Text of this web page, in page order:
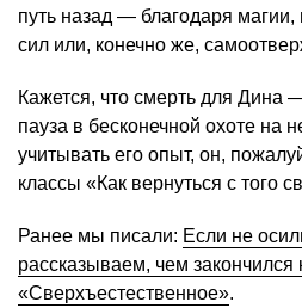
путь назад — благодаря
сил или, конечно же,
Кажется, что смерть для Дина
пауза в бесконечной охоте на
учитывать его опыт, он,
классы «Как вернуться с того
Ранее мы писали: Если не
рассказываем, чем закончился
«Сверхъестественное».